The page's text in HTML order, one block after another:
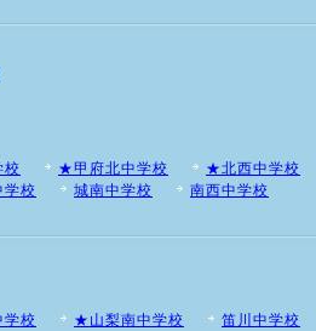
校 ★甲府北中学校
★北西中学校
校
城南中学校 南西中学校
校 ★山梨南中学校 笛川中学校